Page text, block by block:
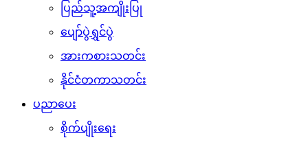
ပြည်သူ့အကျိုးပြု
ပျော်ပွဲရွှင်ပွဲ
အားကစားသတင်း
နိုင်ငံတကာသတင်း
ပညာပေး
စိုက်ပျိုးရေး